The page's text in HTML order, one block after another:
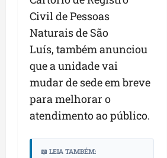
Civil de Pessoas
Naturais de São
Luís, também anunciou
que a unidade vai
mudar de sede em breve
para melhorar o
atendimento ao público.
📖 LEIA TAMBÉM: